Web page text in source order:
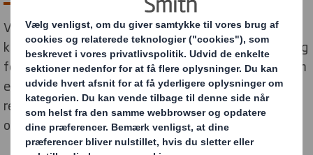
Vi er en global virksomhed som tilbyder et hav af
karrieremuligheder både nationalt og internationalt, og
for både dem, som har arbejdet i mange år, og dem som
er i gang med de første skridt i karrieren. Hvis du vil
realisere dit potentiale med os, klik på linket nedenfor,
og se, hvilke ledige stillinger vi har netop nu.